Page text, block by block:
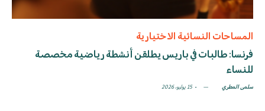
المساحات النسائية الاختيارية
فرنسا: طالبات في باريس يطلقن أنشطة رياضية مخصصة
للنساء
سلمى المطري 15 يوليو، 2026